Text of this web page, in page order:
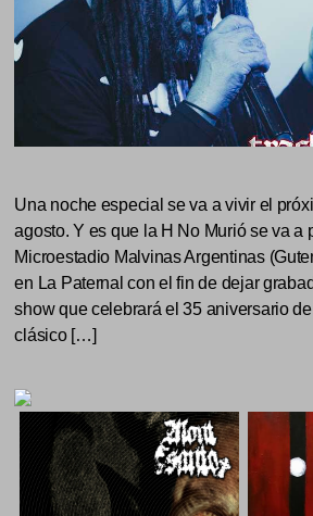
Una noche especial se va a vivir el
agosto. Y es que la H No Murió se va a
Microestadio Malvinas Argentinas
en La Paternal con el fin de dejar
show que celebrará el 35 aniversario
clásico […]